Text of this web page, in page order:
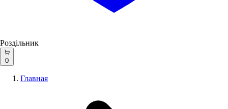
Роздільник
0
Главная